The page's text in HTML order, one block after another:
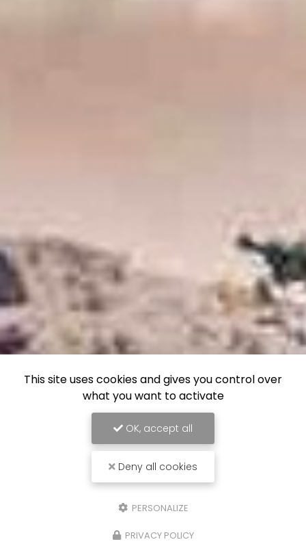
This site uses cookies and gives you control over
what you want to activate
OK, accept all
Deny all cookies
PERSONALIZE
PRIVACY POLICY